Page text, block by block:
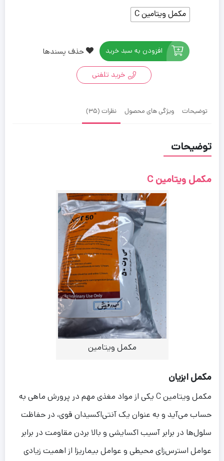
مکمل ویتامین C
افزودن به سبد خرید حذف پسندها
خرید تلفنی
توضیحات ویژگی های محصول نظرات (35)
توضیحات
مکمل ویتامین‌ C‌
مکمل ویتامین
مکمل ابزیان
مکمل ویتامین C یکی از مواد مغذی مهم در پرورش ماهی به
حساب می‌آید و به عنوان یک آنتی‌اکسیدان قوی، در حفاظت
سلول‌ها در برابر آسیب اکسایشی و بالا بردن مقاومت در برابر
عوامل استرس‌زای محیطی و عوامل بیماریزا از اهمیت زیادی